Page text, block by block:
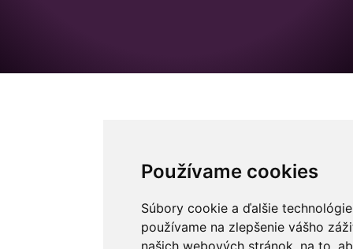
Používame cookies
Súbory cookie a ďalšie
používame na zlepšenie vášho
našich webových stránok, na to,